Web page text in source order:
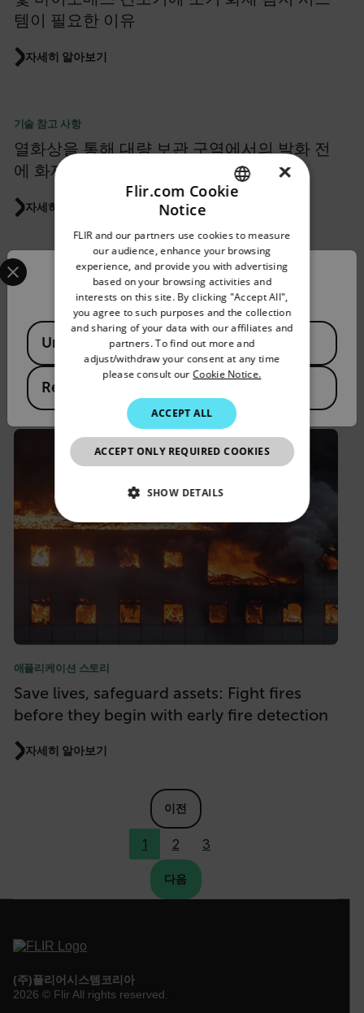
템이 필요한 이유
자세히 알아보기
기술 참고 사항
열화상을 통해 대량 보관 구역에서의 발화 전
에 화재를 예방하는 방법
자세히 알아보기
애플리케이션 스토리
Turning up the heat on grid reliability: How
thermal vision is protecting a quarter of
Ireland’s electricity grid from cascade
failure blackouts
자세히 알아보기
애플리케이션 스토리
Save lives, safeguard assets: Fight fires
before they begin with early fire detection
자세히 알아보기
이전
1 2 3
다음
(주)플리어시스템코리아
2026 © Flir All rights reserved.
Confirm Location
Select your preferred country and language from the
Available Locations
United States
Republic of Korea
FRENCH
SPANISH
PORTUGUESE
ITALIAN
KOREAN
JAPANESE
CHINESE
×
Flir.com Cookie
Notice
FLIR and our partners use cookies to measure
our audience, enhance your browsing
experience, and provide you with advertising
based on your browsing activities and
interests on this site. By clicking "Accept All",
you agree to such purposes and the collection
and sharing of your data with our affiliates and
partners. To find out more and
adjust/withdraw your consent at any time
please consult ourCookie Notice.
ACCEPT ALL
ACCEPT ONLY REQUIRED COOKIES
SHOW DETAILS
NECESSARY
STATISTICS/ANALYTICS
MARKETING
PREFERENCE
Necessary
Statistics/Analytics
functionality such as user login and account
management. The website cannot be used
properly without strictly necessary cookies.
cart_products_oids
cart_products_skus
cashrun_site_id
CS_FPC
customizerChangeKey